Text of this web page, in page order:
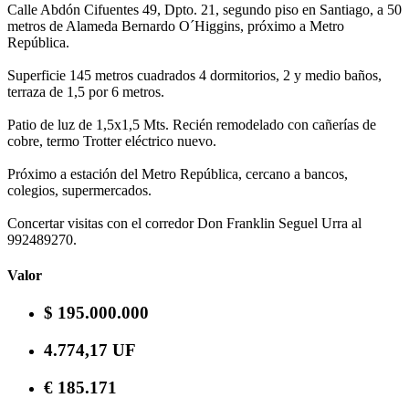
Calle Abdón Cifuentes 49, Dpto. 21, segundo piso en Santiago, a 50
metros de Alameda Bernardo O´Higgins, próximo a Metro
República.
Superficie 145 metros cuadrados 4 dormitorios, 2 y medio baños,
terraza de 1,5 por 6 metros.
Patio de luz de 1,5x1,5 Mts. Recién remodelado con cañerías de
cobre, termo Trotter eléctrico nuevo.
Próximo a estación del Metro República, cercano a bancos,
colegios, supermercados.
Concertar visitas con el corredor Don Franklin Seguel Urra al
992489270.
Valor
$ 195.000.000
4.774,17 UF
€ 185.171